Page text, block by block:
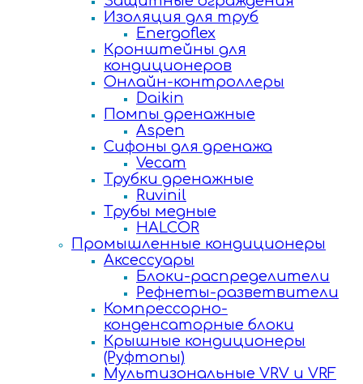
Изоляция для труб
Energoflex
Кронштейны для
кондиционеров
Онлайн-контроллеры
Daikin
Помпы дренажные
Aspen
Сифоны для дренажа
Vecam
Трубки дренажные
Ruvinil
Трубы медные
HALCOR
Промышленные кондиционеры
Аксессуары
Блоки-распределители
Рефнеты-разветвители
Компрессорно-
конденсаторные блоки
Крышные кондиционеры
(Руфтопы)
Мультизональные VRV и VRF